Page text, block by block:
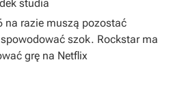
studia
na razie muszą pozostać
szok. Rockstar ma
grę na Netflix